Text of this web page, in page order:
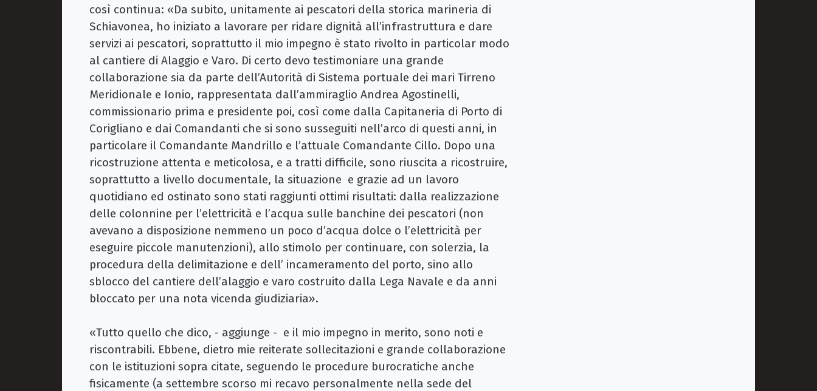
così continua: «Da subito, unitamente ai pescatori della storica marineria di
Schiavonea, ho iniziato a lavorare per ridare dignità all’infrastruttura e dare
servizi ai pescatori, soprattutto il mio impegno è stato rivolto in particolar modo
al cantiere di Alaggio e Varo. Di certo devo testimoniare una grande
collaborazione sia da parte dell’Autorità di Sistema portuale dei mari Tirreno
Meridionale e Ionio, rappresentata dall’ammiraglio Andrea Agostinelli,
commissionario prima e presidente poi, così come dalla Capitaneria di Porto di
Corigliano e dai Comandanti che si sono susseguiti nell’arco di questi anni, in
particolare il Comandante Mandrillo e l’attuale Comandante Cillo. Dopo una
ricostruzione attenta e meticolosa, e a tratti difficile, sono riuscita a ricostruire,
soprattutto a livello documentale, la situazione e grazie ad un lavoro
quotidiano ed ostinato sono stati raggiunti ottimi risultati: dalla realizzazione
delle colonnine per l’elettricità e l’acqua sulle banchine dei pescatori (non
avevano a disposizione nemmeno un poco d’acqua dolce o l’elettricità per
eseguire piccole manutenzioni), allo stimolo per continuare, con solerzia, la
procedura della delimitazione e dell’ incameramento del porto, sino allo
sblocco del cantiere dell’alaggio e varo costruito dalla Lega Navale e da anni
bloccato per una nota vicenda giudiziaria».
«Tutto quello che dico, - aggiunge - e il mio impegno in merito, sono noti e
riscontrabili. Ebbene, dietro mie reiterate sollecitazioni e grande collaborazione
con le istituzioni sopra citate, seguendo le procedure burocratiche anche
fisicamente (a settembre scorso mi recavo personalmente nella sede del